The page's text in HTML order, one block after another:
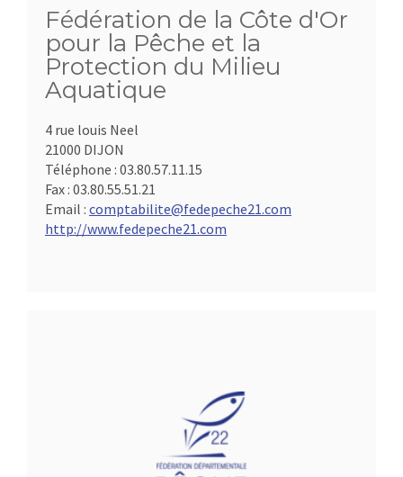
Fédération de la Côte d'Or
pour la Pêche et la
Protection du Milieu
Aquatique
4 rue louis Neel
21000 DIJON
Téléphone : 03.80.57.11.15
Fax : 03.80.55.51.21
Email : comptabilite@fedepeche21.com
http://www.fedepeche21.com